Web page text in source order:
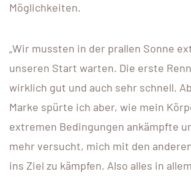
Möglichkeiten.
„Wir mussten in der prallen Sonne
unseren Start warten. Die erste
wirklich gut und auch sehr schnell.
Marke spürte ich aber, wie mein
extremen Bedingungen ankämpfte
mehr versucht, mich mit den
ins Ziel zu kämpfen. Also alles in